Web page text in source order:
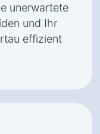
unerwartete
und Ihr
effizient